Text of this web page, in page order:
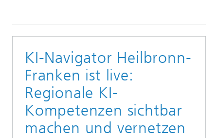
KI-Navigator Heilbronn-
Franken ist live:
Regionale KI-
Kompetenzen sichtbar
machen und vernetzen